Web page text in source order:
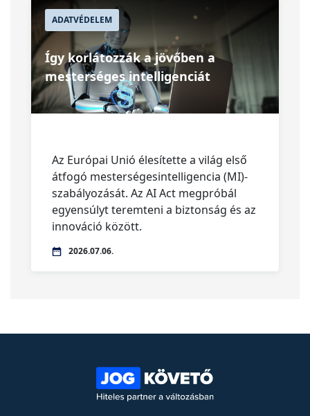
ADATVÉDELEM
Így korlátozzák a jövőben a
mesterséges intelligenciát
Az Európai Unió élesítette a világ első
átfogó mesterségesintelligencia (MI)-
szabályozását. Az AI Act megpróbál
egyensúlyt teremteni a biztonság és az
innováció között.
2026.07.06.